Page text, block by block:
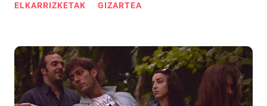
ELKARRIZKETAK GIZARTEA